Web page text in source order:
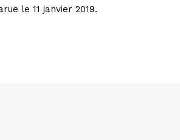
le 11 janvier 2019.